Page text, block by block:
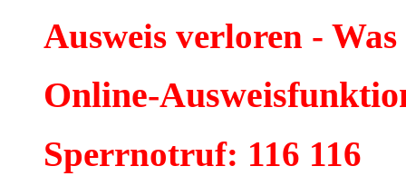
Ausweis verloren -
Online-
Sperrnotruf: 116 116